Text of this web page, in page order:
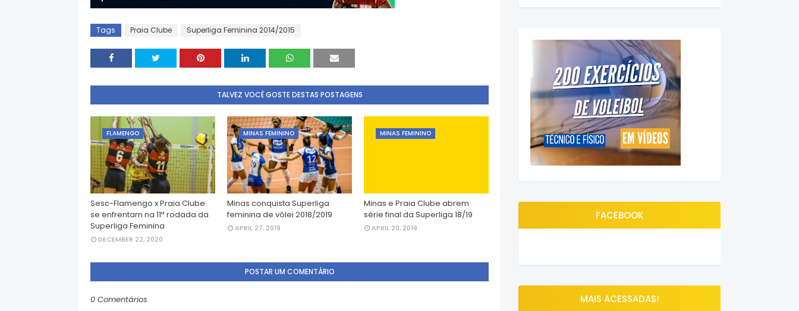
Tags Praia Clube Superliga Feminina 2014/2015
TALVEZ VOCÊ GOSTE DESTAS POSTAGENS
FLAMENGO
Sesc-Flamengo x Praia Clube
se enfrentam na 11ª rodada da
Superliga Feminina
DECEMBER 22, 2020
MINAS FEMININO
Minas conquista Superliga
feminina de vôlei 2018/2019
APRIL 27, 2019
MINAS FEMININO
Minas e Praia Clube abrem
série final da Superliga 18/19
APRIL 20, 2019
POSTAR UM COMENTÁRIO
0 Comentários
FACEBOOK
MAIS ACESSADAS!